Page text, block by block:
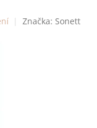
Značka: Sonett